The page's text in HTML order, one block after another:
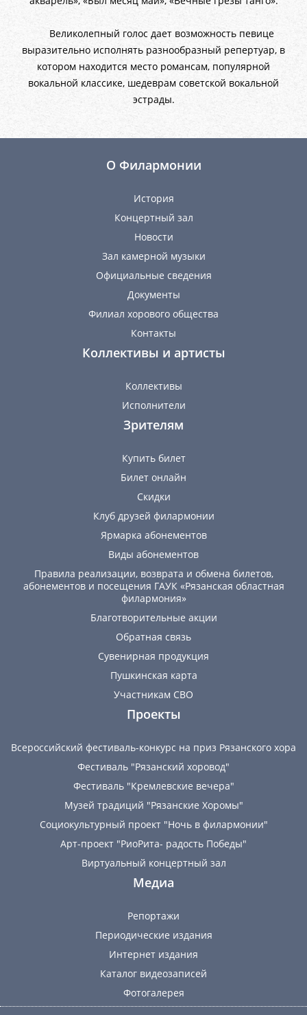
Великолепный голос дает возможность певице
выразительно исполнять разнообразный репертуар, в
котором находится место романсам, популярной
вокальной классике, шедеврам советской вокальной
эстрады.
О Филармонии
История
Концертный зал
Новости
Зал камерной музыки
Официальные сведения
Документы
Филиал хорового общества
Контакты
Коллективы и артисты
Коллективы
Исполнители
Зрителям
Купить билет
Билет онлайн
Скидки
Клуб друзей филармонии
Ярмарка абонементов
Виды абонементов
Правила реализации, возврата и обмена билетов,
абонементов и посещения ГАУК «Рязанская областная
филармония»
Благотворительные акции
Обратная связь
Сувенирная продукция
Пушкинская карта
Участникам СВО
Проекты
Всероссийский фестиваль-конкурс на приз Рязанского хора
Фестиваль "Рязанский хоровод"
Фестиваль "Кремлевские вечера"
Музей традиций "Рязанские Хоромы"
Социокультурный проект "Ночь в филармонии"
Арт-проект "РиоРита- радость Победы"
Виртуальный концертный зал
Медиа
Репортажи
Периодические издания
Интернет издания
Каталог видеозаписей
Фотогалерея